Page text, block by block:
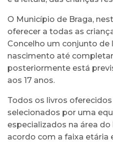
O Município de Braga,
oferecer a todas as
Concelho um conjunto de
nascimento até
posteriormente está
aos 17 anos.
Todos os livros
selecionados por uma
especializados na área do
acordo com a faixa etária